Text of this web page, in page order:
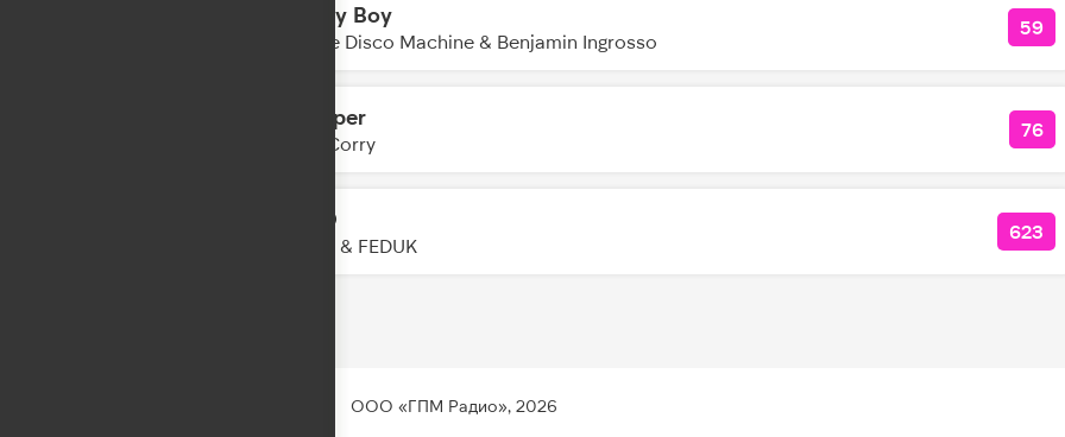
Honey Boy
Purple Disco Machine & Benjamin Ingrosso
59
Whisper
Joel Corry
76
LETO
JONY & FEDUK
623
ООО «ГПМ Радио», 2026